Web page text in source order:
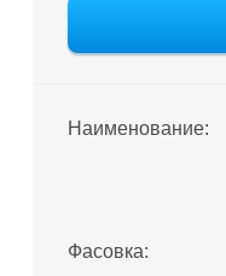
Наименование:
Фасовка: